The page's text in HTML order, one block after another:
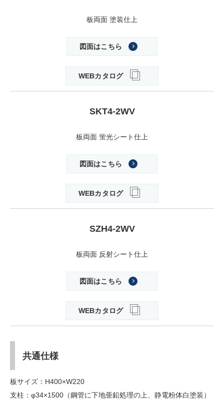
板両面 塗装仕上
図面はこちら
WEBカタログ
SKT4-2WV
板両面 蛍光シート仕上
図面はこちら
WEBカタログ
SZH4-2WV
板両面 反射シート仕上
図面はこちら
WEBカタログ
共通仕様
板サイズ：H400×W220
支柱：φ34×1500（鋼管に下地亜鉛処理の上、静電粉体白塗装）